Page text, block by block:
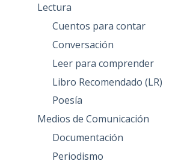
Lectura
Cuentos para contar
Conversación
Leer para comprender
Libro Recomendado (LR)
Poesía
Medios de Comunicación
Documentación
Periodismo